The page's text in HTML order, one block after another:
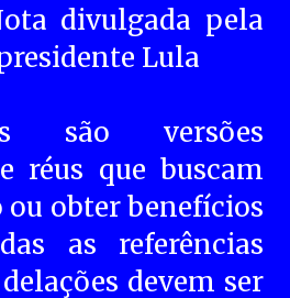
divulgada pela
Lula
são versões
réus que buscam
ou obter benefícios
as referências
devem ser